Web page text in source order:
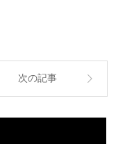
次の記事